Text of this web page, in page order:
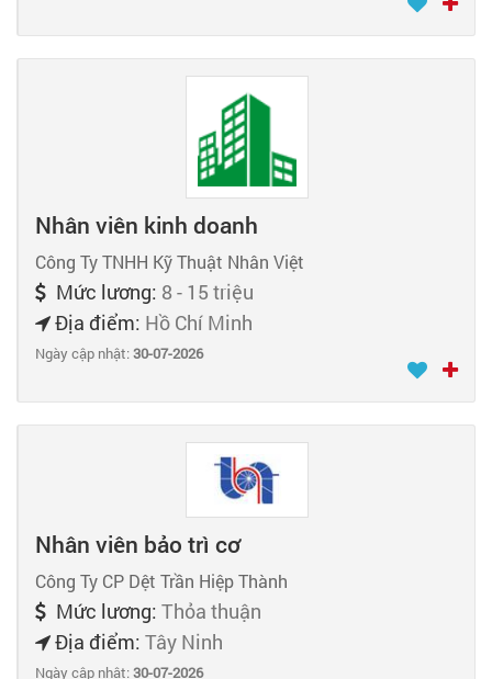
Nhân viên kinh doanh
Công Ty TNHH Kỹ Thuật Nhân Việt
Mức lương: 8 - 15 triệu
Địa điểm: Hồ Chí Minh
Ngày cập nhật:30-07-2026
Nhân viên bảo trì cơ
Công Ty CP Dệt Trần Hiệp Thành
Mức lương: Thỏa thuận
Địa điểm: Tây Ninh
Ngày cập nhật:30-07-2026